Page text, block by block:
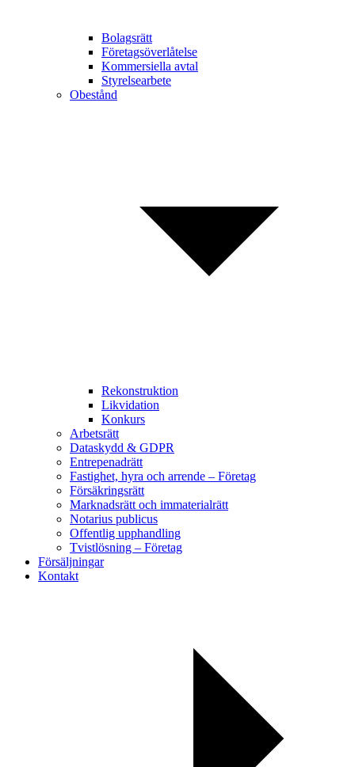
Bolagsrätt
Företagsöverlåtelse
Kommersiella avtal
Styrelsearbete
Obestånd
Rekonstruktion
Likvidation
Konkurs
Arbetsrätt
Dataskydd & GDPR
Entrepenadrätt
Fastighet, hyra och arrende – Företag
Försäkringsrätt
Marknadsrätt och immaterialrätt
Notarius publicus
Offentlig upphandling
Tvistlösning – Företag
Försäljningar
Kontakt